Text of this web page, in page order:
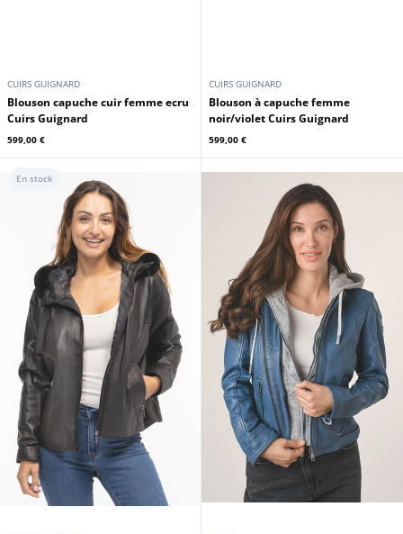
CUIRS GUIGNARD
Blouson capuche cuir femme ecru
Cuirs Guignard
599,00 €
CUIRS GUIGNARD
Blouson à capuche femme
noir/violet Cuirs Guignard
599,00 €
En stock